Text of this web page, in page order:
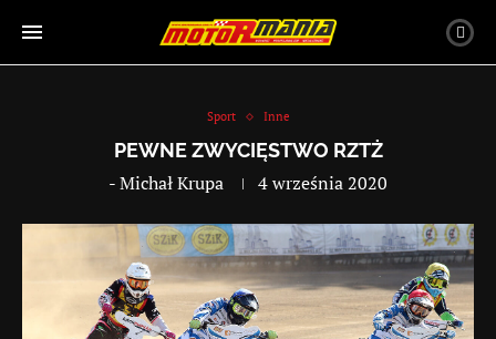
Sport Inne
PEWNE ZWYCIĘSTWO RZTŻ
-Michał Krupa 4 września 2020